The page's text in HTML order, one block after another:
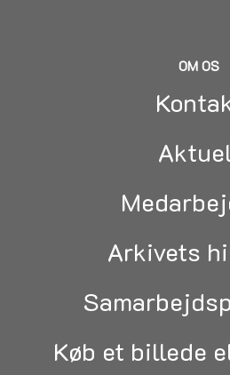
OM OS
Arkivets
Køb et billede